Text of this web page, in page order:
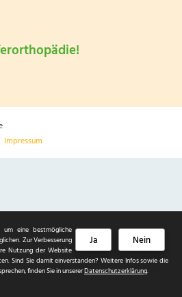
Impressum
Nein
Ja
um eine bestmögliche
Zur Verbesserung
Nutzung der Website
Sind Sie damit einverstanden? Weitere Infos sowie die
finden Sie in unsererDatenschutzerklärung.